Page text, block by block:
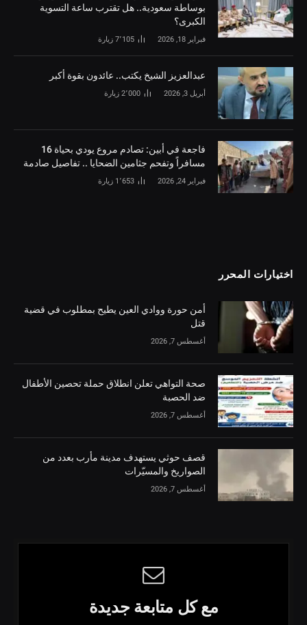
بوساطة سعودية.. هل تقترب ساعة التسوية
الكبرى؟
فبراير 18, 2026 7٬105 زيارة
‏عبدالعزيز الشيخ يكتب.. عائدون بقوة أكبر
أبريل 3, 2026 2٬000 زيارة
فاجعة في أبين: تصادم مروع يودي بحياة 16
مسافراً وتفحم جثامين الضحايا .. تفاصيل صادمة
فبراير 24, 2026 1٬653 زيارة
اختيارات المحرر
أمن حورة ووادي العين يطيح بمطلوب في قضية
قتل
أغسطس 7, 2026
صحة التواهي تعلن انطلاق حملة تحصين الأطفال
ضد الحصبة
أغسطس 7, 2026
قصف حوثي يستهدف مدينة مأرب بعدد من
الصواريخ والمسيّرات
أغسطس 7, 2026
مع كل متابعة جديدة